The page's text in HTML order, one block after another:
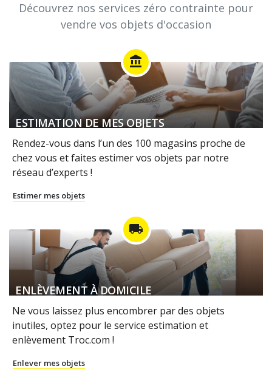
Découvrez nos services zéro contrainte pour
vendre vos objets d'occasion
account_balance
ESTIMATION DE MES OBJETS
Rendez-vous dans l’un des 100 magasins proche de
chez vous et faites estimer vos objets par notre
réseau d’experts !
Estimer mes objets
local_shipping
ENLÈVEMENT À DOMICILE
Ne vous laissez plus encombrer par des objets
inutiles, optez pour le service estimation et
enlèvement Troc.com !
Enlever mes objets